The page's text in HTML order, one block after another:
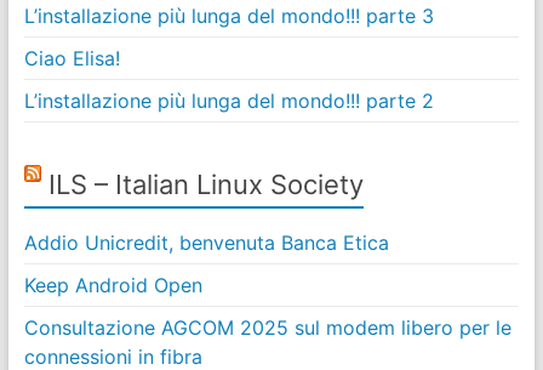
L’installazione più lunga del mondo!!! parte 3
Ciao Elisa!
L’installazione più lunga del mondo!!! parte 2
ILS – Italian Linux Society
Addio Unicredit, benvenuta Banca Etica
Keep Android Open
Consultazione AGCOM 2025 sul modem libero per le
connessioni in fibra